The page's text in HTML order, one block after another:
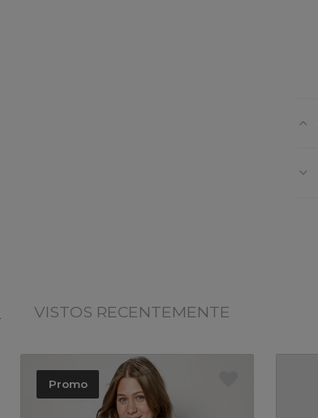
VISTOS RECENTEMENTE
Promo